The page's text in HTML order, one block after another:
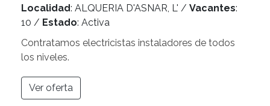
Localidad: ALQUERIA D'ASNAR, L' / Vacantes:
10 / Estado: Activa
Contratamos electricistas instaladores de todos
los niveles.
Ver oferta